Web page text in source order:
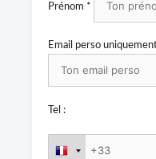
Prénom *
Email perso
Tel :